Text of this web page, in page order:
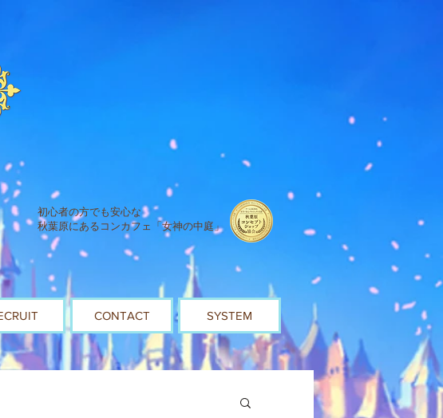
初心者の方でも安心な
秋葉原にあるコンカフェ「女神の中庭」
CONTACT SYSTEM